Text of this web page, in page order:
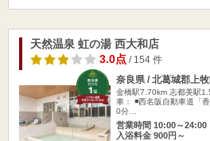
天然温泉 虹の湯 西大和店
3.0点/ 154 件
奈良県 / 北葛城郡上
金橋駅7.70km 志都美駅
車： ◾️西名阪自動車道「
0分…
営業時間 10:00～24:00
入浴料金 900円～